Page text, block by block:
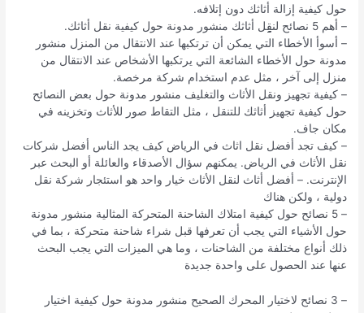
حول كيفية إزالة أثاثك دون إتلافه.
– أهم 5 نصائح لنقِِِِِِِِِِِِِِِِِل أثاثك منشور مدونة حول كيفية نقل أثاثك.
– أسوأ الأخطاء التي يمكن أن ترتكبها عند الانتقال من المنزل منشور
مدونة حول الأخطاء الشائعة التي يرتكبها الأشخاص عند الانتقال من
منزل إلى آخر ، مثل عدم استخدام شركة مرخصة.
– كيفية تجهيز ونقل الأثاث والتغليف منشور مدونة حول بعض النصائح
حول كيفية تجهيز أثاثك للتنقل ، مثل التقاط صور للأثاث وتخزينه في
مكان جاف.
– كيف تجد أفضل نقل اثاث في الرياض كيف يجد الناس أفضل شركات
نقل الأثاث في الرياض. يمكنهم سؤال الأصدقاء والعائلة أو البحث عبر
الإنترنت. – أفضل أثاث لنقل الأثاث خيار واحد هو استئجار شركة نقل
دولية ، ولكن هناك
– 5 نصائح حول كيفية امتلاك الشاحنة المتحركة المثالية منشور مدونة
حول الأشياء التي يجب أن تعرفها قبل شراء شاحنة متحركة ، بما في
ذلك أنواع مختلفة من الشاحنات ، وما هي الميزات التي يجب البحث
عنها عند الحصول على واحدة جديدة
– 3 نصائح لاختيار المحرك الصحيح منشور مدونة حول كيفية اختيار